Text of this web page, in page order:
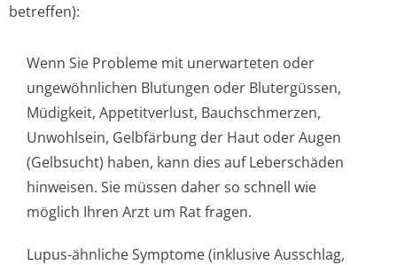
betreffen):
Wenn Sie Probleme mit unerwarteten oder
ungewöhnlichen Blutungen oder Blutergüssen,
Müdigkeit, Appetitverlust, Bauchschmerzen,
Unwohlsein, Gelbfärbung der Haut oder Augen
(Gelbsucht) haben, kann dies auf Leberschäden
hinweisen. Sie müssen daher so schnell wie
möglich Ihren Arzt um Rat fragen.
Lupus-ähnliche Symptome (inklusive Ausschlag,